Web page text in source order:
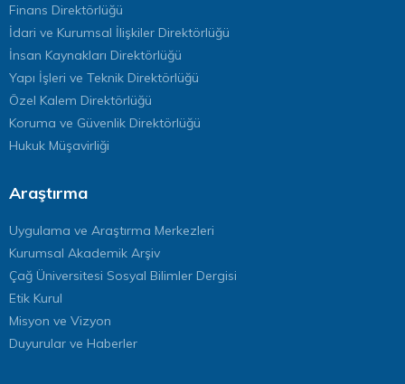
Finans Direktörlüğü
İdari ve Kurumsal İlişkiler Direktörlüğü
İnsan Kaynakları Direktörlüğü
Yapı İşleri ve Teknik Direktörlüğü
Özel Kalem Direktörlüğü
Koruma ve Güvenlik Direktörlüğü
Hukuk Müşavirliği
Araştırma
Uygulama ve Araştırma Merkezleri
Kurumsal Akademik Arşiv
Çağ Üniversitesi Sosyal Bilimler Dergisi
Etik Kurul
Misyon ve Vizyon
Duyurular ve Haberler